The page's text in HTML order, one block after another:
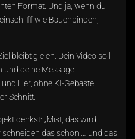
Format. Und ja, wenn du
wie Bauchbinden,
bleibt gleich: Dein Video soll
und deine Message
Her, ohne KI-Gebastel –
Schnitt.
denkst: „Mist, das wird
das schon … und das